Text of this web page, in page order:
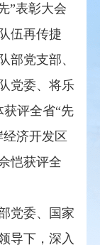
”表彰大会
伍再传捷
部党支部、
党委、将乐
评全省“先
济开发区
恺获评全
党委、国家
导下，深入